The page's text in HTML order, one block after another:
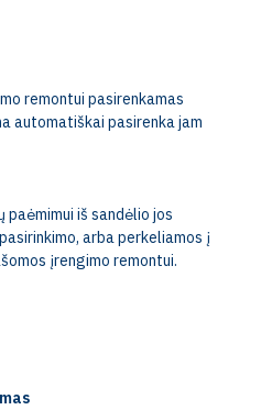
remontui pasirenkamas
automatiškai pasirenka jam
iš sandėlio jos
arba perkeliamos į
įrengimo remontui.